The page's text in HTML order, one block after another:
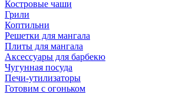
Костровые чаши
Грили
Коптильни
Решетки для мангала
Плиты для мангала
Аксессуары для барбекю
Чугунная посуда
Печи-утилизаторы
Готовим с огоньком